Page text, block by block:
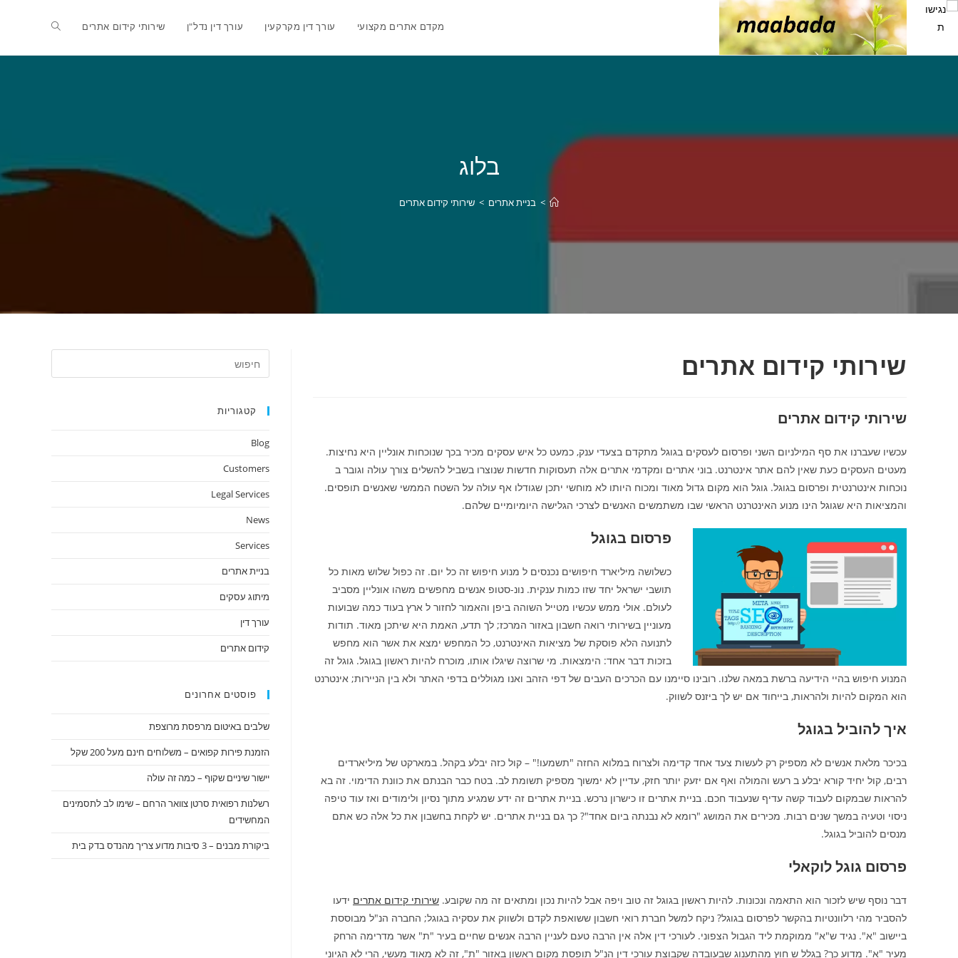
Skip
מקדם אתרים מקצועי עורך דין מקרקעין עורך דין נדל"ן שירותי קידום אתרים Toggle
בלוג
> בניית אתרים > שירותי קידום אתרים
שירותי קידום אתרים
שירותי קידום אתרים
עכשיו שעברנו את סף המילניום השני ופרסום לעסקים בגוגל מתקדם בצעדי ענק, כמעט כל איש עסקים מכיר בכך שנוכחות אונליין היא נחיצות.
מעטים העסקים כעת שאין להם אתר אינטרנט. בוני אתרים ומקדמי אתרים אלה תעסוקות חדשות שנוצרו בשביל להשלים צורך עולה וגובר ב
נוכחות אינטרנטית ופרסום בגוגל. גוגל הוא מקום גדול מאוד ומכוח היותו לא מוחשי יתכן שגודלו אף עולה על השטח הממשי שאנשים תופסים.
והמציאות היא שגוגל הינו מנוע האינטרנט הראשי שבו משתמשים האנשים לצרכי הגלישה היומיומיים שלהם.
פרסום בגוגל
כשלושה מיליארד חיפושים נכנסים ל מנוע חיפוש זה כל יום. זה כפול שלוש מאות כל
תושבי ישראל יחד שזו כמות ענקית. נונ-סטופ אנשים מחפשים משהו אונליין מסביב
לעולם. אולי ממש עכשיו מטייל השוהה ביפן והאמור לחזור ל ארץ בעוד כמה שבועות
מעוניין בשירותי רואה חשבון באזור המרכז; לך תדע, האמת היא שיתכן מאוד. תודות
לתנועה הלא פוסקת של מציאות האינטרנט, כל המחפש ימצא את אשר הוא מחפש
בזכות דבר אחד: הימצאות. מי שרוצה שיגלו אותו, מוכרח להיות ראשון בגוגל. גוגל זה
המנוע חיפוש בהיי הידיעה ברשת במאה שלנו. רובינו סיימנו עם הכרכים העבים של דפי הזהב ואנו מגוללים בדפי האתר ולא בין הניירות; אינטרנט
הוא המקום להיות ולהראות, בייחוד אם יש לך ביזנס לשווק.
איך להוביל בגוגל
בכיכר מלאת אנשים לא מספיק רק לעשות צעד אחד קדימה ולצרוח במלוא החזה "תשמעו!" – קול כזה יבלע בקהל. במארקט של מיליארדים
רבים, קול יחיד קורא יבלע ב רעש והמולה ואף אם יזעק יותר חזק, עדיין לא ימשוך מספיק תשומת לב. בטח כבר הבנתם את כוונת הדימוי. זה בא
להראות שבמקום לעבוד קשה עדיף שנעבוד חכם. בניית אתרים זו כישרון נרכש. בניית אתרים זה ידע שמגיע מתוך נסיון ולימודים ואז עוד טיפה
ניסוי וטעיה במשך שנים רבות. מכירים את המושג "רומא לא נבנתה ביום אחד"? כך גם בניית אתרים. יש לקחת בחשבון את כל אלה כש אתם
מנסים להוביל בגוגל.
פרסום גוגל לוקאלי
דבר נוסף שיש לזכור הוא התאמה ונכונות. להיות ראשון בגוגל זה טוב ויפה אבל להיות נכון ומתאים זה מה שקובע. שירותי קידום אתרים ידעו
להסביר מהי רלוונטיות בהקשר לפרסום בגוגל? ניקח למשל חברת רואי חשבון ששואפת לקדם ולשווק את עסקיה בגוגל; החברה הנ"ל מבוססת
ביישוב "א". נגיד ש"א" ממוקמת ליד הגבול הצפוני. לעורכי דין אלה אין הרבה טעם לעניין הרבה אנשים שחיים בעיר "ת" אשר מדרימה הרחק
מעיר "א". מדוע כך? בגלל ש חוץ מהתענוג שבעובדה שקבוצת עורכי דין הנ"ל תופסת מקום ראשון באזור "ת", זה לא מאוד מעשי, הרי לא הגיוני
Escape
קטגוריות
Blog
Customers
Legal Services
News
Services
בניית אתרים
מיתוג עסקים
עורך דין
קידום אתרים
פוסטים אחרונים
שלבים באיטום מרפסת מרוצפת
הזמנת פירות קפואים – משלוחים חינם מעל 200 שקל
יישור שיניים שקוף – כמה זה עולה
רשלנות רפואית סרטן צוואר הרחם – שימו לב לתסמינים
המחשידים
ביקורת מבנים – 3 סיבות מדוע צריך מהנדס בדק בית